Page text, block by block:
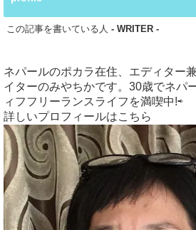
この記事を書いている人 - WRITER -
ネパールのポカラ在住、エディター
イターのみやちかです。30歳でネパ
ィフフリーランスライフを満喫中!⇨
詳しいプロフィールはこちら